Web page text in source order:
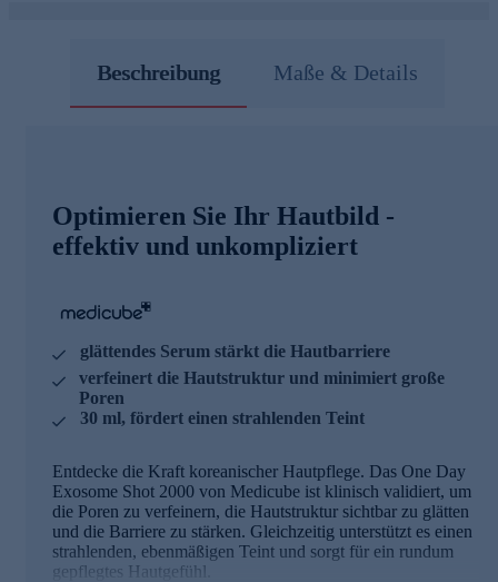
Beschreibung Maße & Details
Optimieren Sie Ihr Hautbild -
effektiv und unkompliziert
glättendes Serum stärkt die Hautbarriere
verfeinert die Hautstruktur und minimiert große
Poren
30 ml, fördert einen strahlenden Teint
Entdecke die Kraft koreanischer Hautpflege. Das One Day
Exosome Shot 2000 von Medicube ist klinisch validiert, um
die Poren zu verfeinern, die Hautstruktur sichtbar zu glätten
und die Barriere zu stärken. Gleichzeitig unterstützt es einen
strahlenden, ebenmäßigen Teint und sorgt für ein rundum
gepflegtes Hautgefühl.